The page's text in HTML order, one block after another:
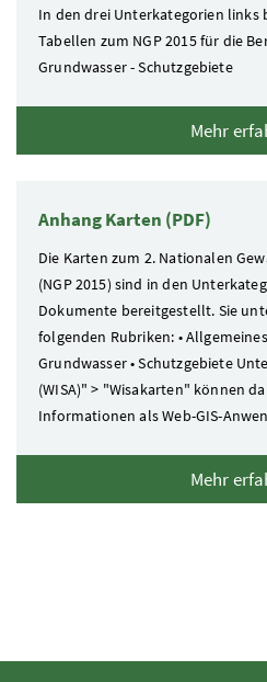
In den drei Unterkategorien links
Tabellen zum NGP2015 für die
Grundwasser - Schutzgebiete
Mehr
Anhang Karten (PDF)
Die Karten zum 2. Nationalen
(NGP2015) sind in den
Dokumente bereitgestellt. Sie
folgenden Rubriken: • Allgemeines
Grundwasser • Schutzgebiete
(WISA)" > "Wisakarten" können
Informationen als Web-GIS-
Mehr